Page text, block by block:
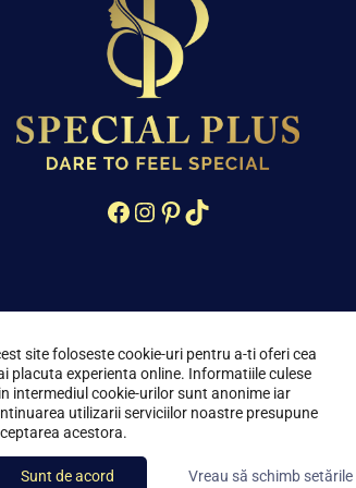
Facebook
Instagram
Pinterest
TikTok
drepturile rezervate © 2021 – 2026 Special Plus
site foloseste cookie-uri pentru a-ti oferi cea
placuta experienta online. Informatiile culese
intermediul cookie-urilor sunt anonime iar
utilizarii serviciilor noastre presupune
acestora.
Sunt de acord Vreau să schimb setările